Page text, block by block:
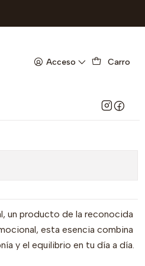
Acceso Carro
FRESHLY-
un producto de la reconocida
esta esencia combina
y el equilibrio en tu día a día.